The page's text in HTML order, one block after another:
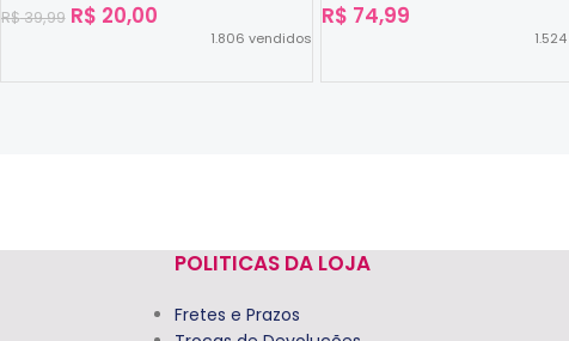
R$39,99 R$ 20,00
1.806 vendidos
R$ 74,99
1.524
POLITICAS DA LOJA
Fretes e Prazos